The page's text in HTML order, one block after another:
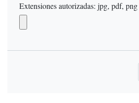
Extensiones autorizadas: jpg, pdf, png